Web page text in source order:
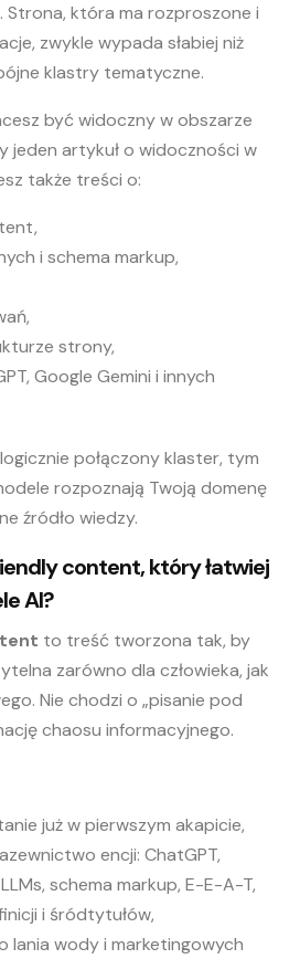
Strona, która ma rozproszone i
zwykle wypada słabiej niż
klastry tematyczne.
być widoczny w obszarze
jeden artykuł o widoczności w
także treści o:
i schema markup,
strony,
Google Gemini i innych
połączony klaster, tym
rozpoznają Twoją domenę
źródło wiedzy.
content, który łatwiej
AI?
to treść tworzona tak, by
zarówno dla człowieka, jak
Nie chodzi o „pisanie pod
chaosu informacyjnego.
już w pierwszym akapicie,
encji: ChatGPT,
schema markup, E-E-A-T,
i śródtytułów,
lania wody i marketingowych